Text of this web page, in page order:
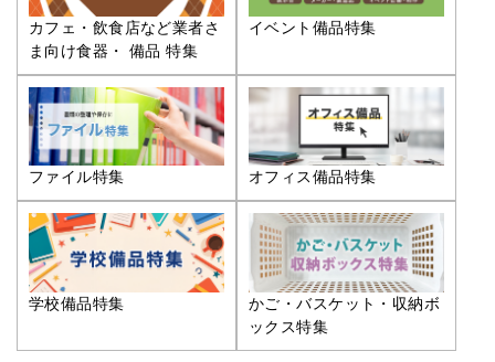
カフェ・飲食店など業者さ
ま向け食器・ 備品 特集
イベント備品特集
ファイル特集 オフィス備品特集
学校備品特集
かご・バスケット・収納ボ
ックス特集